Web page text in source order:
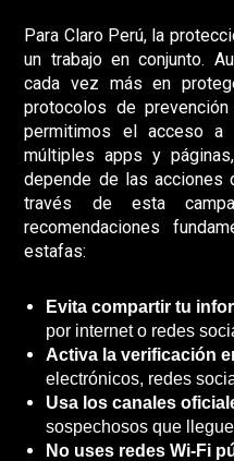
Para Claro Perú, la
un trabajo en conjunto.
cada vez más en
protocolos de
permitimos el acceso
múltiplesapps y
depende de las acciones
través de esta
recomendaciones
estafas:
Evita compartir tu
por internet o redes
Activa la verificación
electrónicos, redes
Usa los canales
sospechosos que
No uses redes Wi-Fi